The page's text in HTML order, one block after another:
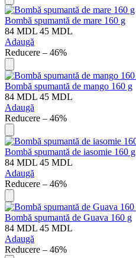
Bombă spumantă de mare 160 g
84 MDL 45 MDL
Adaugă
Reducere – 46%
Bombă spumantă de mango 160 g
84 MDL 45 MDL
Adaugă
Reducere – 46%
Bombă spumantă de iasomie 160 g
84 MDL 45 MDL
Adaugă
Reducere – 46%
Bombă spumantă de Guava 160 g
84 MDL 45 MDL
Adaugă
Reducere – 46%